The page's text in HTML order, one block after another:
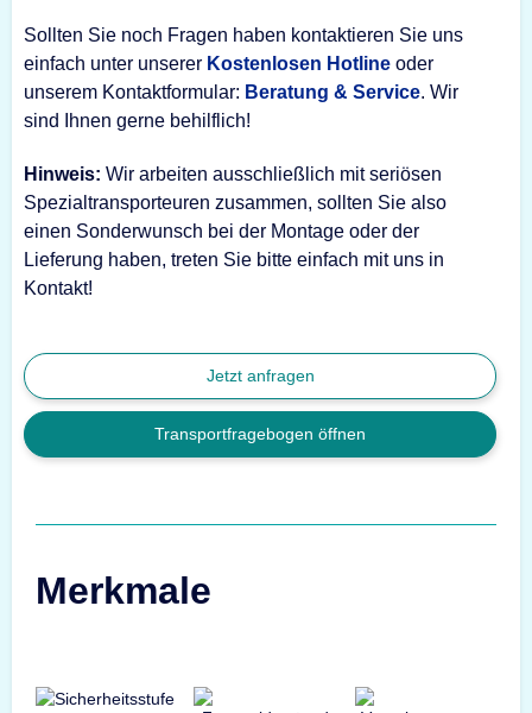
Sollten Sie noch Fragen haben kontaktieren Sie uns
einfach unter unserer Kostenlosen Hotline oder
unserem Kontaktformular: Beratung & Service. Wir
sind Ihnen gerne behilflich!
Hinweis: Wir arbeiten ausschließlich mit seriösen
Spezialtransporteuren zusammen, sollten Sie also
einen Sonderwunsch bei der Montage oder der
Lieferung haben, treten Sie bitte einfach mit uns in
Kontakt!
Jetzt anfragen
Transportfragebogen öffnen
Merkmale